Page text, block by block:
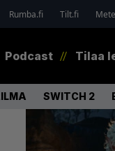
Rumba.fi Tilt.fi
Podcast Tilaa
SWITCH 2